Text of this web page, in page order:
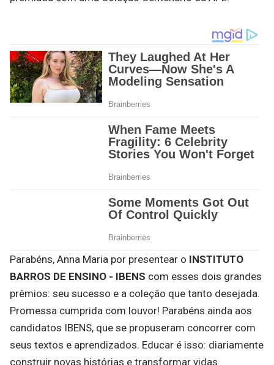
Parabéns, Anna Maria por presentear o INSTITUTO
BARROS DE ENSINO - IBENS com esses dois grandes
prêmios: seu sucesso e a coleção que tanto desejada.
Promessa cumprida com louvor! Parabéns ainda aos
candidatos IBENS, que se propuseram concorrer com
seus textos e aprendizados. Educar é isso: diariamente
construir novas histórias e transformar vidas.